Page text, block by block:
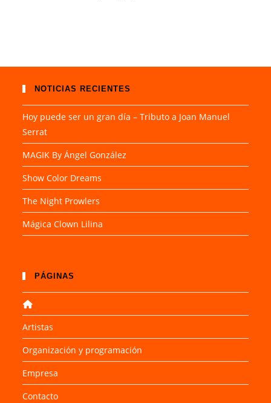
NOTICIAS RECIENTES
Hoy puede ser un gran día – Tributo a Joan Manuel
Serrat
MAGIK By Ángel González
Show Color Dreams
The Night Prowlers
Mágica Clown Lilina
PÁGINAS
Artistas
Organización y programación
Empresa
Contacto